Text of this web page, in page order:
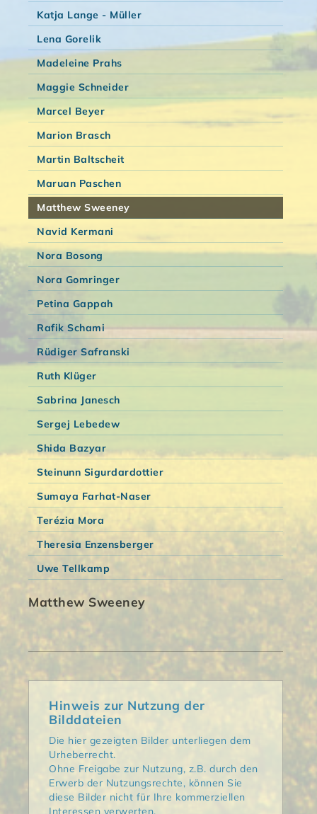
Katja Lange - Müller
Lena Gorelik
Madeleine Prahs
Maggie Schneider
Marcel Beyer
Marion Brasch
Martin Baltscheit
Maruan Paschen
Matthew Sweeney
Navid Kermani
Nora Bosong
Nora Gomringer
Petina Gappah
Rafik Schami
Rüdiger Safranski
Ruth Klüger
Sabrina Janesch
Sergej Lebedew
Shida Bazyar
Steinunn Sigurdardottier
Sumaya Farhat-Naser
Terézia Mora
Theresia Enzensberger
Uwe Tellkamp
Matthew Sweeney
Hinweis zur Nutzung der
Bilddateien
Die hier gezeigten Bilder unterliegen dem
Urheberrecht.
Ohne Freigabe zur Nutzung, z.B. durch den
Erwerb der Nutzungsrechte, können Sie
diese Bilder nicht für Ihre kommerziellen
Interessen verwerten.